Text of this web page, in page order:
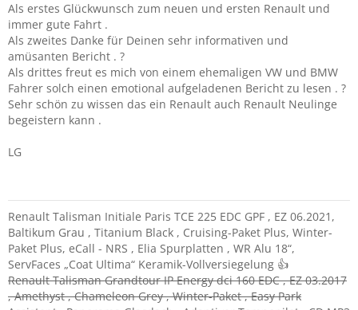
Als erstes Glückwunsch zum neuen und ersten Renault und
immer gute Fahrt .
Als zweites Danke für Deinen sehr informativen und
amüsanten Bericht . ?
Als drittes freut es mich von einem ehemaligen VW und BMW
Fahrer solch einen emotional aufgeladenen Bericht zu lesen . ?
Sehr schön zu wissen das ein Renault auch Renault Neulinge
begeistern kann .
LG
Renault Talisman Initiale Paris TCE 225 EDC GPF , EZ 06.2021,
Baltikum Grau , Titanium Black , Cruising-Paket Plus, Winter-
Paket Plus, eCall - NRS , Elia Spurplatten , WR Alu 18“,
ServFaces „Coat Ultima“ Keramik-Vollversiegelung 👍
Renault Talisman Grandtour IP Energy dci 160 EDC , EZ 03.2017
, Amethyst , Chameleon Grey , Winter-Paket , Easy Park